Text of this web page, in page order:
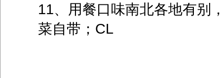
11、用餐口味南北各地有别
菜自带；CL